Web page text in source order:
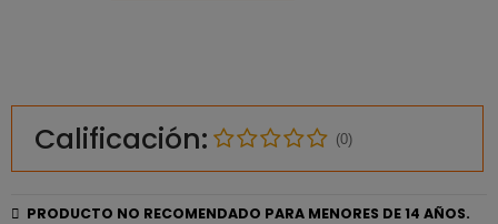
Calificación: (0)
PRODUCTO NO RECOMENDADO PARA MENORES DE 14 AÑOS.